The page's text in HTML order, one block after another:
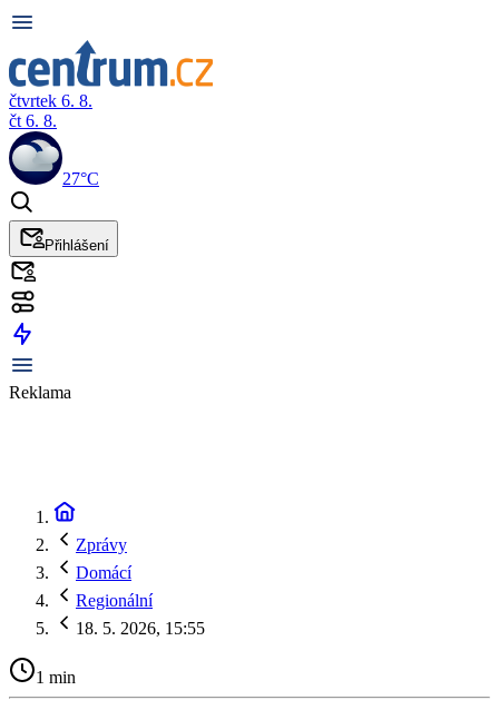
čtvrtek 6. 8.
čt 6. 8.
27°C
Přihlášení
Reklama
Zprávy
Domácí
Regionální
18. 5. 2026, 15:55
1 min